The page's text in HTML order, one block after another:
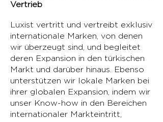
Vertrieb
Luxist vertritt und vertreibt exklusiv
internationale Marken, von denen
wir überzeugt sind, und begleitet
deren Expansion in den türkischen
Markt und darüber hinaus. Ebenso
unterstützen wir lokale Marken bei
ihrer globalen Expansion, indem wir
unser Know-how in den Bereichen
internationaler Markteintritt,